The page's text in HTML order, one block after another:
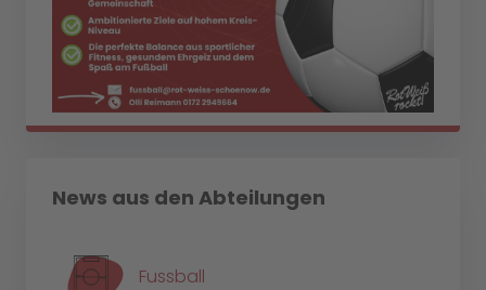
News aus den Abteilungen
Fussball